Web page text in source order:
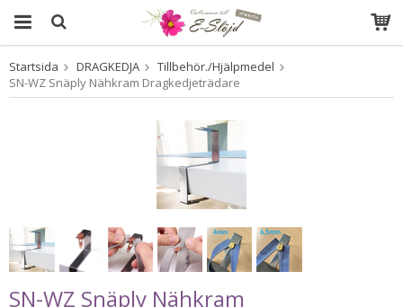
Produkten har blivit tillagd i varukorgen
Startsida DRAGKEDJA
Tillbehör./Hjälpmedel
SN-WZ Snäply Nähkram Dragkedjeträdare
SN-WZ Snäply Nähkram